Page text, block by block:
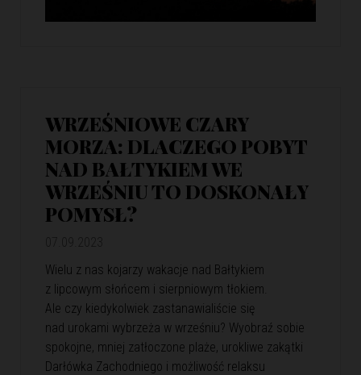
WRZEŚNIOWE CZARY
MORZA: DLACZEGO POBYT
NAD BAŁTYKIEM WE
WRZEŚNIU TO DOSKONAŁY
POMYSŁ?
Wielu z nas kojarzy wakacje nad Bałtykiem
z lipcowym słońcem i sierpniowym tłokiem.
Ale czy kiedykolwiek zastanawialiście się
nad urokami wybrzeża w wrześniu? Wyobraź sobie
spokojne, mniej zatłoczone plaże, urokliwe zakątki
Darłówka Zachodniego i możliwość relaksu